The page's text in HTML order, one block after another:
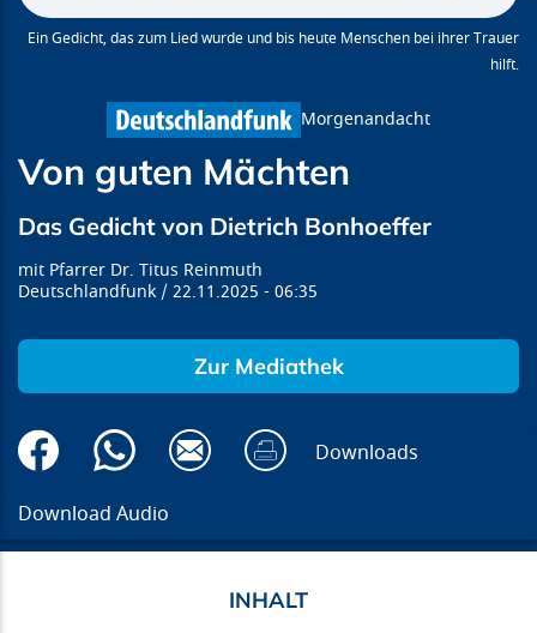
Ein Gedicht, das zum Lied wurde und bis heute Menschen bei ihrer Trauer
hilft.
Morgenandacht
Von guten Mächten
Das Gedicht von Dietrich Bonhoeffer
Pfarrer Dr. Titus Reinmuth
Deutschlandfunk
22.11.2025 06:35
Zur Mediathek
Downloads
Download Audio